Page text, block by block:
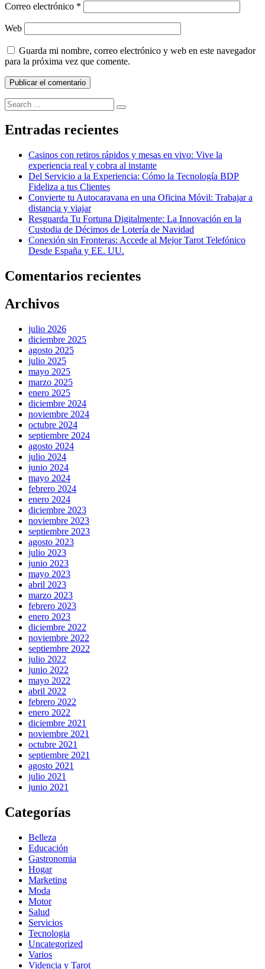
Correo electrónico *
Web
Guarda mi nombre, correo electrónico y web en este navegador
para la próxima vez que comente.
Search
for:
Entradas recientes
Casinos con retiros rápidos y mesas en vivo: Vive la
experiencia real y cobra al instante
Del Servicio a la Experiencia: Cómo la Tecnología BDP
Fideliza a tus Clientes
Convierte tu Autocaravana en una Oficina Móvil: Trabajar a
distancia y viajar
Resguarda Tu Fortuna Digitalmente: La Innovación en la
Custodia de Décimos de Lotería de Navidad
Conexión sin Fronteras: Accede al Mejor Tarot Telefónico
Desde España y EE. UU.
Comentarios recientes
Archivos
julio 2026
diciembre 2025
agosto 2025
julio 2025
mayo 2025
marzo 2025
enero 2025
diciembre 2024
noviembre 2024
octubre 2024
septiembre 2024
agosto 2024
julio 2024
junio 2024
mayo 2024
febrero 2024
enero 2024
diciembre 2023
noviembre 2023
septiembre 2023
agosto 2023
julio 2023
junio 2023
mayo 2023
abril 2023
marzo 2023
febrero 2023
enero 2023
diciembre 2022
noviembre 2022
septiembre 2022
julio 2022
junio 2022
mayo 2022
abril 2022
febrero 2022
enero 2022
diciembre 2021
noviembre 2021
octubre 2021
septiembre 2021
agosto 2021
julio 2021
junio 2021
Categorías
Belleza
Educación
Gastronomia
Hogar
Marketing
Moda
Motor
Salud
Servicios
Tecnologia
Uncategorized
Varios
Videncia y Tarot